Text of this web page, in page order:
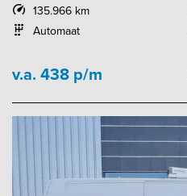
135.966 km
Automaat
v.a. 438 p/m